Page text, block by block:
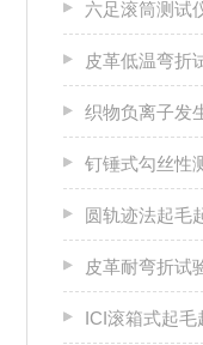
六足滚筒测试
皮革低温弯折
织物负离子发
钉锤式勾丝性
圆轨迹法起毛
皮革耐弯折试
ICI滚箱式起毛